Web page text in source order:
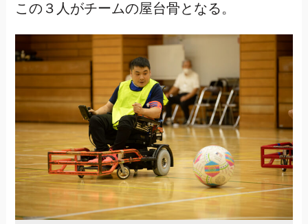
この３人がチームの屋台骨となる。